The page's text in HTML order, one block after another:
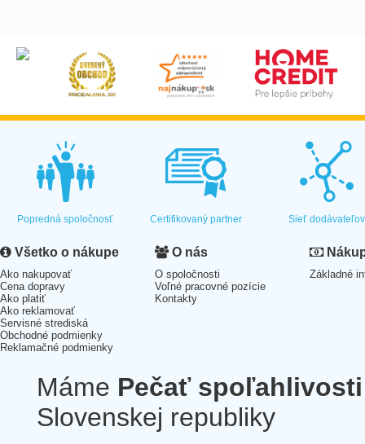
Popredná spoločnosť Certifikovaný partner Sieť dodávateľov
Všetko o nákupe
Ako nakupovať
Cena dopravy
Ako platiť
Ako reklamovať
Servisné strediská
Obchodné podmienky
Reklamačné podmienky
O nás
O spoločnosti
Voľné pracovné pozície
Kontakty
Základné
Máme Pečať spoľahlivosti
Slovenskej republiky